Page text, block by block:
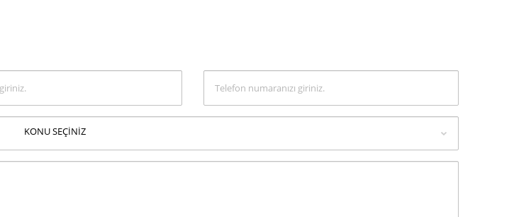
KONU SEÇİNİZ